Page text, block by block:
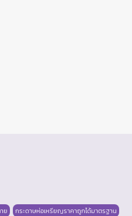
ย กระดาษห่อเหรียญราคาถูกได้มาตรฐาน